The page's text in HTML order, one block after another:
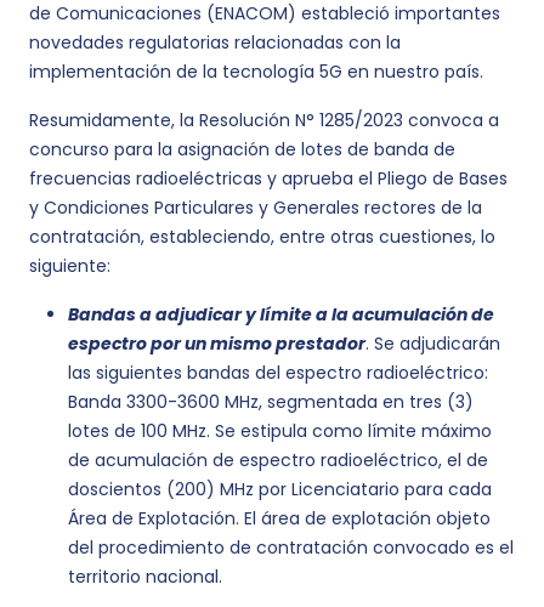
de Comunicaciones (ENACOM) estableció importantes
novedades regulatorias relacionadas con la
implementación de la tecnología 5G en nuestro país.
Resumidamente, la Resolución N° 1285/2023 convoca a
concurso para la asignación de lotes de banda de
frecuencias radioeléctricas y aprueba el Pliego de Bases
y Condiciones Particulares y Generales rectores de la
contratación, estableciendo, entre otras cuestiones, lo
siguiente:
Bandas a adjudicar y límite a la acumulación de
espectro por un mismo prestador. Se adjudicarán
las siguientes bandas del espectro radioeléctrico:
Banda 3300-3600 MHz, segmentada en tres (3)
lotes de 100 MHz. Se estipula como límite máximo
de acumulación de espectro radioeléctrico, el de
doscientos (200) MHz por Licenciatario para cada
Área de Explotación. El área de explotación objeto
del procedimiento de contratación convocado es el
territorio nacional.